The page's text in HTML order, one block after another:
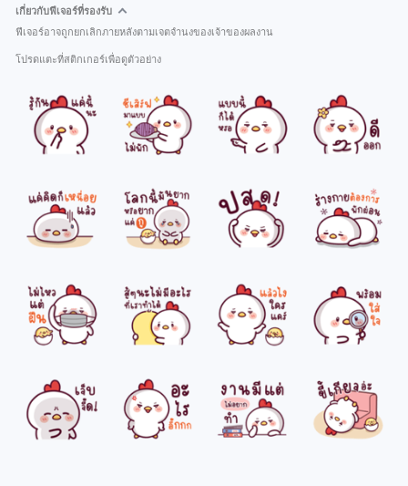
เกี่ยวกับฟีเจอร์ที่รองรับ
ฟีเจอร์อาจถูกยกเลิกภายหลังตามเจตจำนงของเจ้าของผลงาน
โปรดแตะที่สติกเกอร์เพื่อดูตัวอย่าง